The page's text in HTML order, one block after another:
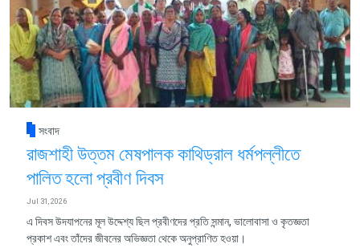
সংবাদ
রাজশাহী উত্তম মেষপালক কাথিড্রাল ধর্মপল্লীতে
পালিত হলো প্রবীণ দিবস
Jul 31, 2026
এ দিবস উদযাপনের মূল উদ্দেশ্য ছিল প্রবীণদের প্রতি সন্মান, ভালোবাসা ও কৃতজ্ঞতা
প্রকাশ এবং তাঁদের জীবনের অভিজ্ঞতা থেকে অনুপ্রাণিত হওয়া।